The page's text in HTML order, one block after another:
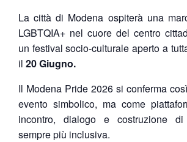
La città di Modena ospiterà una
LGBTQIA+ nel cuore del centro
un festival socio-culturale aperto a
il 20 Giugno.
Il Modena Pride 2026 si conferma
evento simbolico, ma come
incontro, dialogo e costruzione
sempre più inclusiva.